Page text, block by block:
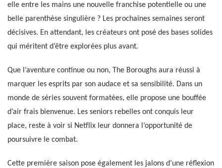
elle entre les mains une nouvelle franchise potentielle ou une
belle parenthèse singulière ? Les prochaines semaines seront
décisives. En attendant, les créateurs ont posé des bases solides
qui méritent d’être explorées plus avant.
Que l’aventure continue ou non, The Boroughs aura réussi à
marquer les esprits par son audace et sa sensibilité. Dans un
monde de séries souvent formatées, elle propose une bouffée
d’air frais bienvenue. Les seniors rebelles ont conquis leur
place, reste à voir si Netflix leur donnera l’opportunité de
poursuivre le combat.
Cette première saison pose également les jalons d’une réflexion